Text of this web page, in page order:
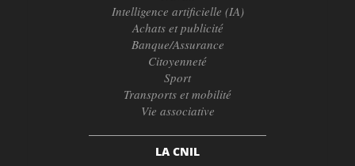
Intelligence artificielle (IA)
Achats et publicité
Banque/Assurance
Citoyenneté
Sport
Transports et mobilité
Vie associative
LA CNIL